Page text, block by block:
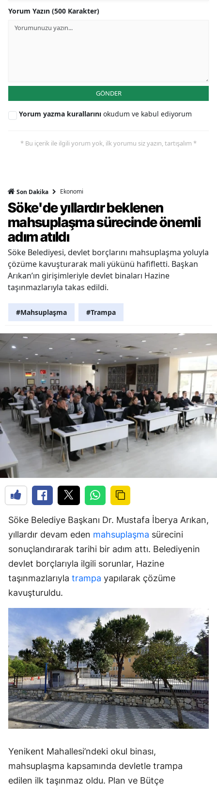
Yorum Yazın (500 Karakter)
GÖNDER
Yorum yazma kurallarını okudum ve kabul ediyorum
* Bu içerik ile ilgili yorum yok, ilk yorumu siz yazın, tartışalım *
Son Dakika Ekonomi
Söke'de yıllardır beklenen
mahsuplaşma sürecinde önemli
adım atıldı
Söke Belediyesi, devlet borçlarını mahsuplaşma yoluyla
çözüme kavuşturarak mali yükünü hafifletti. Başkan
Arıkan’ın girişimleriyle devlet binaları Hazine
taşınmazlarıyla takas edildi.
#Mahsuplaşma #Trampa
Söke Belediye Başkanı Dr. Mustafa İberya Arıkan,
yıllardır devam eden mahsuplaşma sürecini
sonuçlandırarak tarihi bir adım attı. Belediyenin
devlet borçlarıyla ilgili sorunlar, Hazine
taşınmazlarıyla trampa yapılarak çözüme
kavuşturuldu.
Yenikent Mahallesi’ndeki okul binası,
mahsuplaşma kapsamında devletle trampa
edilen ilk taşınmaz oldu. Plan ve Bütçe